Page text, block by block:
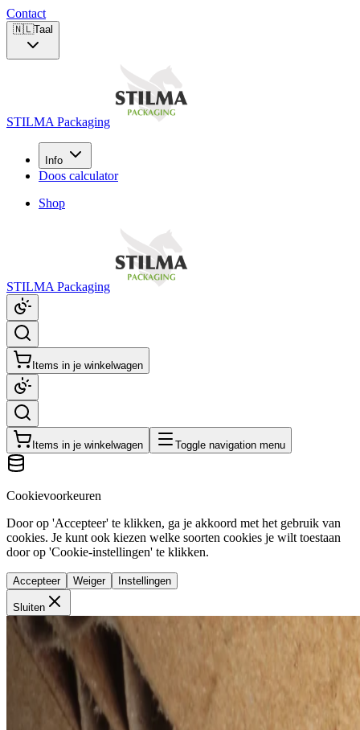
Contact
🇳🇱Taal
STILMA Packaging
Info
Doos calculator
Shop
STILMA Packaging
Items in je winkelwagen
Items in je winkelwagen Toggle navigation menu
Cookievoorkeuren
Door op 'Accepteer' te klikken, ga je akkoord met het gebruik van
cookies. Je kunt ook kiezen welke soorten cookies je wilt toestaan
door op 'Cookie-instellingen' te klikken.
Accepteer Weiger Instellingen
Sluiten